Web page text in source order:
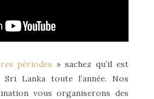
périodes » sachez qu’il est
Lanka toute l’année. Nos
vous organiserons des